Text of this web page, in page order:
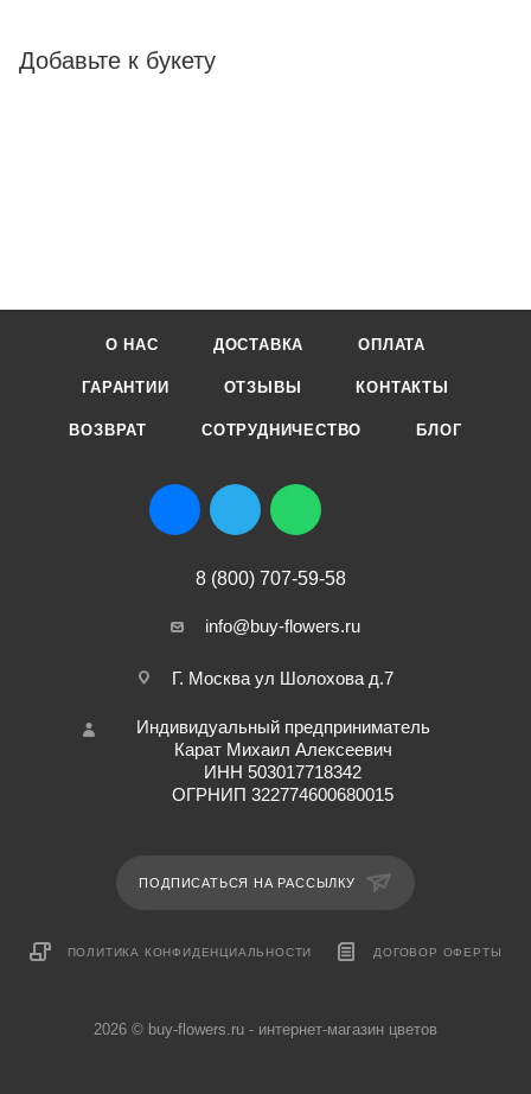
Добавьте к букету
О НАС ДОСТАВКА ОПЛАТА
ГАРАНТИИ ОТЗЫВЫ КОНТАКТЫ
ВОЗВРАТ СОТРУДНИЧЕСТВО БЛОГ
8 (800) 707-59-58
info@buy-flowers.ru
Г. Москва ул Шолохова д.7
Индивидуальный предприниматель
Карат Михаил Алексеевич
ИНН 503017718342
ОГРНИП 322774600680015
ПОДПИСАТЬСЯ НА РАССЫЛКУ
ПОЛИТИКА КОНФИДЕНЦИАЛЬНОСТИ ДОГОВОР ОФЕРТЫ
2026 © buy-flowers.ru - интернет-магазин цветов